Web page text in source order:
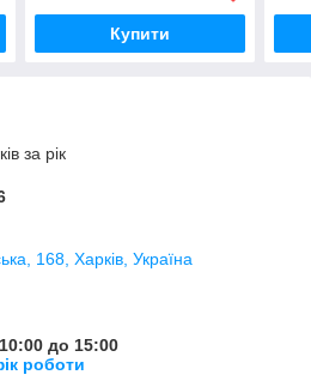
Купити
за рік
168, Харків, Україна
до 15:00
роботи